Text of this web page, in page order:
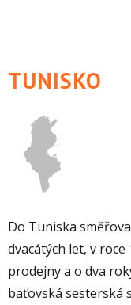
TUNISKO
Do Tuniska
dvacátých let, v
prodejny a o dva
baťovská sesterská